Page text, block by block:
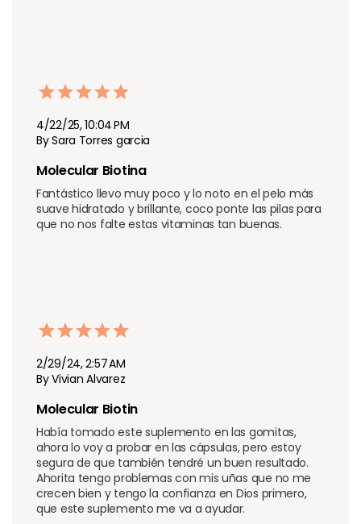
4/22/25, 10:04 PM
By Sara Torres garcia
Molecular Biotina
Fantástico llevo muy poco y lo noto en el pelo más
suave hidratado y brillante, coco ponte las pilas para
2/29/24, 2:57 AM
By Vivian Alvarez
Molecular Biotin
Había tomado este suplemento en las gomitas,
ahora lo voy a probar en las cápsulas, pero estoy
segura de que también tendré un buen resultado.
Ahorita tengo problemas con mis uñas que no me
crecen bien y tengo la confianza en Dios primero,
que este suplemento me va a ayudar.